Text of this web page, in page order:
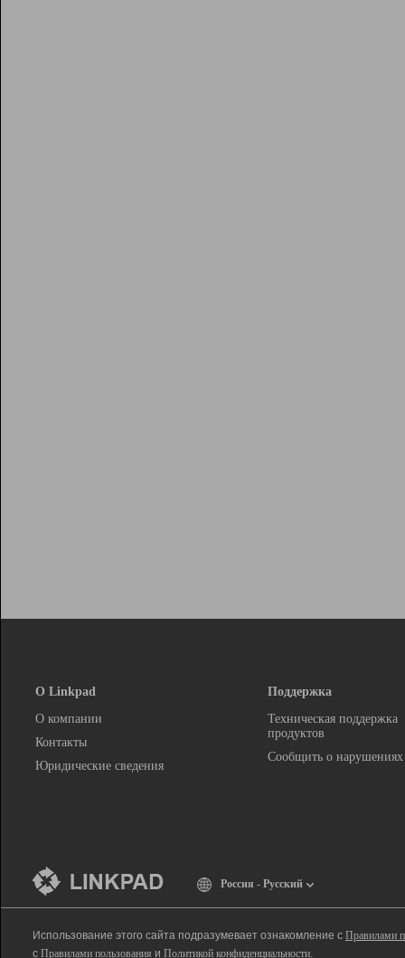
О Linkpad
О компании
Контакты
Юридические сведения
Поддержка
Техническая поддержка
продуктов
Сообщить о нарушениях
Россия - Русский
Использование этого сайта подразумевает ознакомление с Правилами
с Правилами пользования и Политикой конфиденциальности.